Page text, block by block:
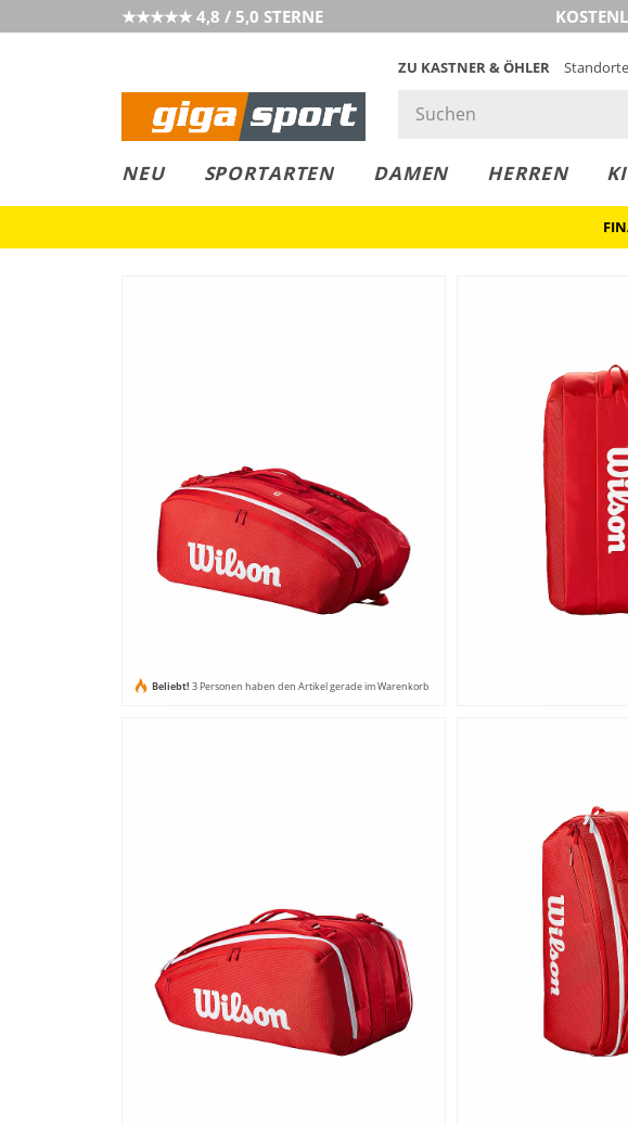
★★★★★ 4,8 / 5,0 STERNE
ZU KASTNER & ÖHLER Standorte
NEU SPORTARTEN DAMEN HERREN
LEASING
COLLECT
RESERVE
Beliebt! 3 Personen haben den Artikel gerade im Warenkorb